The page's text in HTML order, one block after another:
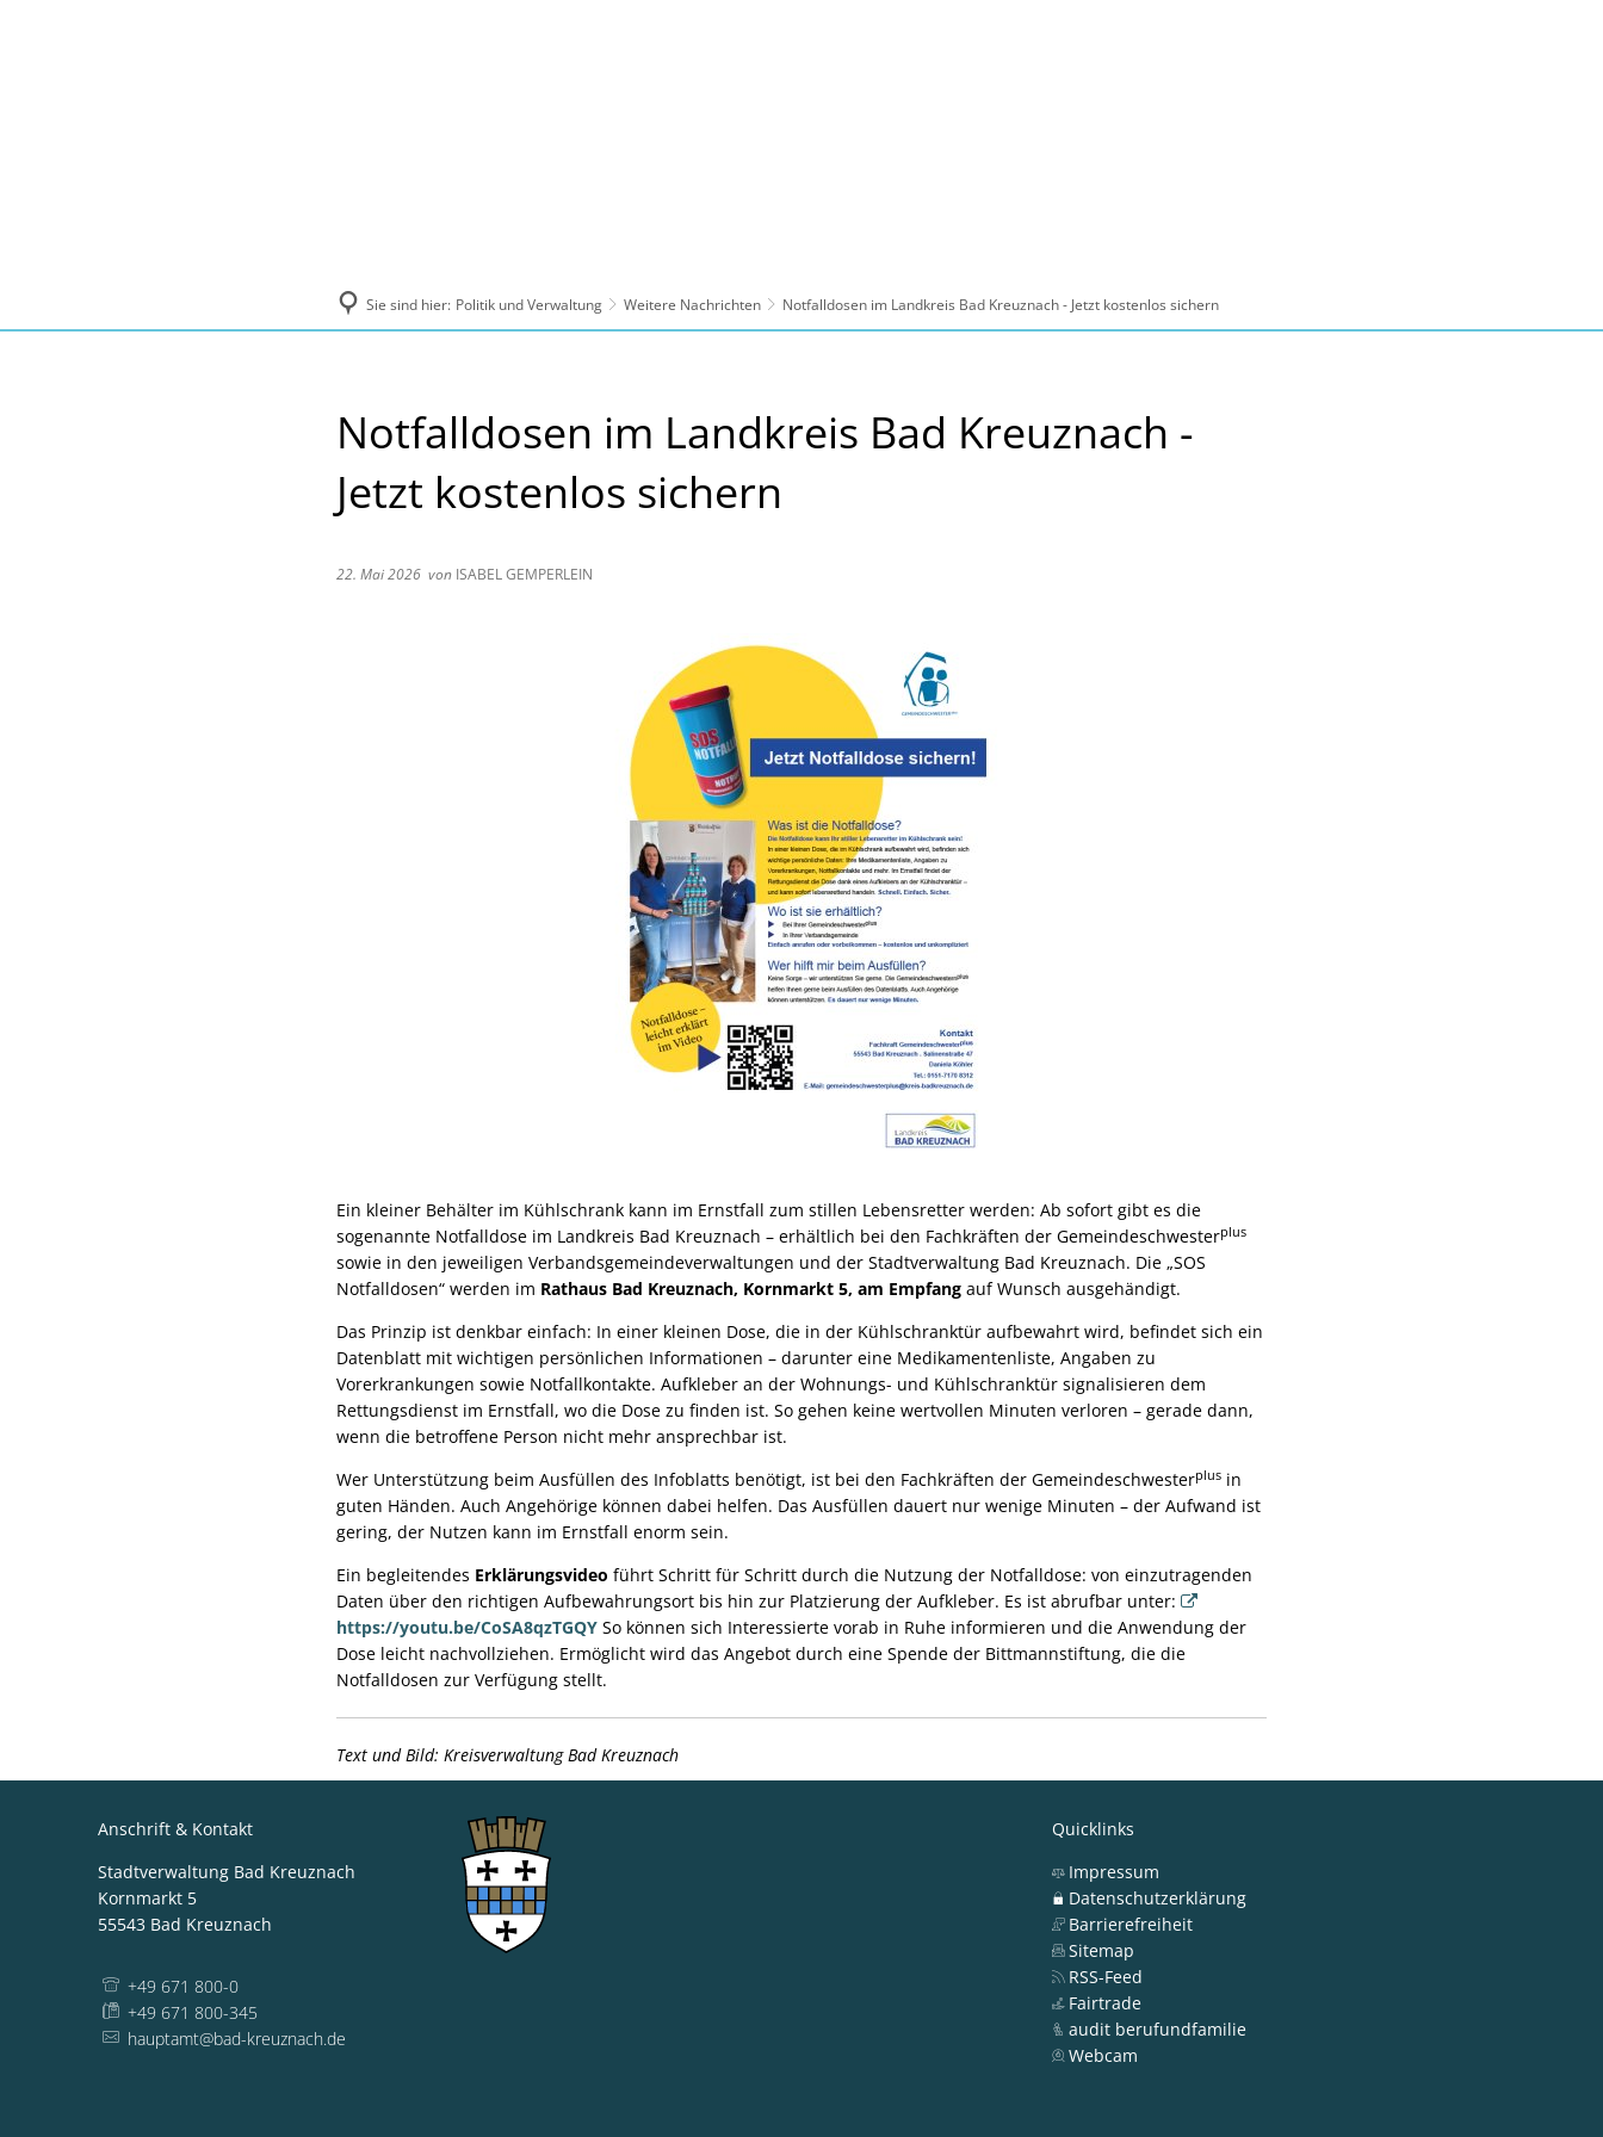
Sie sind hier: Politik und Verwaltung Weitere Nachrichten Notfalldosen im Landkreis Bad Kreuznach - Jetzt kostenlos sichern
Notfalldosen im Landkreis Bad Kreuznach -
Jetzt kostenlos sichern
22. Mai 2026 von ISABEL GEMPERLEIN
Ein kleiner Behälter im Kühlschrank kann im Ernstfall zum stillen Lebensretter werden: Ab sofort gibt es die
sogenannte Notfalldose im Landkreis Bad Kreuznach – erhältlich bei den Fachkräften der Gemeindeschwesterplus
sowie in den jeweiligen Verbandsgemeindeverwaltungen und der Stadtverwaltung Bad Kreuznach. Die „SOS
Notfalldosen“ werden im Rathaus Bad Kreuznach, Kornmarkt 5, am Empfang auf Wunsch ausgehändigt.
Das Prinzip ist denkbar einfach: In einer kleinen Dose, die in der Kühlschranktür aufbewahrt wird, befindet sich ein
Datenblatt mit wichtigen persönlichen Informationen – darunter eine Medikamentenliste, Angaben zu
Vorerkrankungen sowie Notfallkontakte. Aufkleber an der Wohnungs- und Kühlschranktür signalisieren dem
Rettungsdienst im Ernstfall, wo die Dose zu finden ist. So gehen keine wertvollen Minuten verloren – gerade dann,
wenn die betroffene Person nicht mehr ansprechbar ist.
Wer Unterstützung beim Ausfüllen des Infoblatts benötigt, ist bei den Fachkräften der Gemeindeschwesterplus in
guten Händen. Auch Angehörige können dabei helfen. Das Ausfüllen dauert nur wenige Minuten – der Aufwand ist
gering, der Nutzen kann im Ernstfall enorm sein.
Ein begleitendes Erklärungsvideo führt Schritt für Schritt durch die Nutzung der Notfalldose: von einzutragenden
Daten über den richtigen Aufbewahrungsort bis hin zur Platzierung der Aufkleber. Es ist abrufbar unter:
https://youtu.be/CoSA8qzTGQY So können sich Interessierte vorab in Ruhe informieren und die Anwendung der
Dose leicht nachvollziehen. Ermöglicht wird das Angebot durch eine Spende der Bittmannstiftung, die die
Notfalldosen zur Verfügung stellt.
Text und Bild: Kreisverwaltung Bad Kreuznach
Anschrift & Kontakt
Stadtverwaltung Bad Kreuznach
Kornmarkt 5
55543 Bad Kreuznach
+49 671 800-0
+49 671 800-345
hauptamt@bad-kreuznach.de
Quicklinks
Impressum
Datenschutzerklärung
Barrierefreiheit
Sitemap
RSS-Feed
Fairtrade
audit berufundfamilie
Webcam